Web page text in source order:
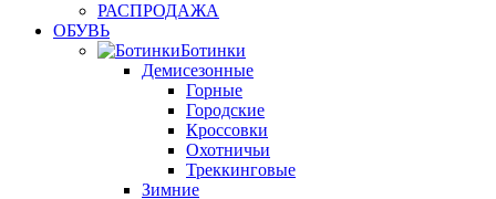
РАСПРОДАЖА
ОБУВЬ
Ботинки
Демисезонные
Горные
Городские
Кроссовки
Охотничьи
Треккинговые
Зимние